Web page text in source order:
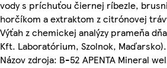
vody s príchuťou čiernej ríbezle,
horčíkom a extraktom z citrónovej
Výťah z chemickej analýzy prameňa
Kft. Laboratórium, Szolnok, Maďarsko).
Názov zdroja: B-52 APENTA Mineral